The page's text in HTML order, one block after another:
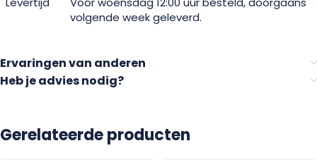
volgende week geleverd.
Ervaringen van anderen
Heb je advies nodig?
Gerelateerde producten